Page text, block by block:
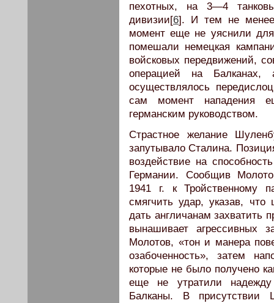
пехотных, на 3—4
дивизии[6]. И тем не
момент еще не уяснили
помешали немецкая
войсковых передвижений,
операцией на Балканах,
осуществлялось
сам момент нападения
германским руководством.
Страстное желание
запутывало Сталина.
воздействие на
Германии. Сообщив
1941 г. к Тройственному
смягчить удар, указав,
дать англичанам захватить
вынашивает агрессивных
Молотов, «тон и манера
озабоченность», затем
которые не было получено
еще не утратили
Балканы. В присутствии